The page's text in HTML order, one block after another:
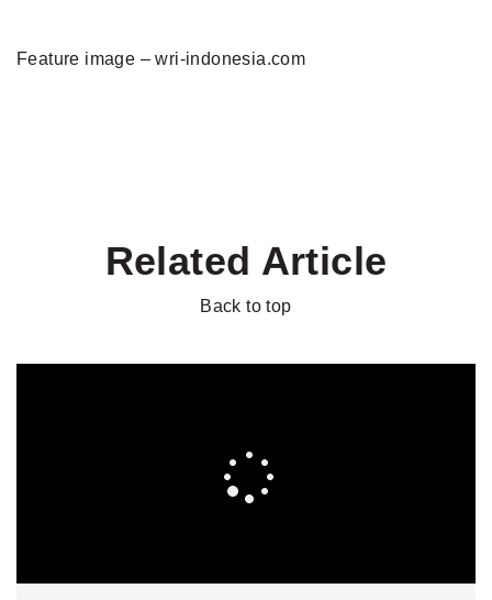
Feature image – wri-indonesia.com
Related Article
Back to top